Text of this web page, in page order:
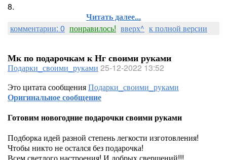
8.
Читать далее...
комментарии: 0 понравилось! вверх^ к полной версии
Мк по подарочкам к Нг своими руками
Подарки_своими_руками 25-12-2022 13:52
Это цитата сообщенияПодарки_своими_руками
Оригинальное сообщение
Готовим новогодние подарочки своими руками
Подборка идей разной степень легкости изготовления!
Чтобы никто не остался без подарочка!